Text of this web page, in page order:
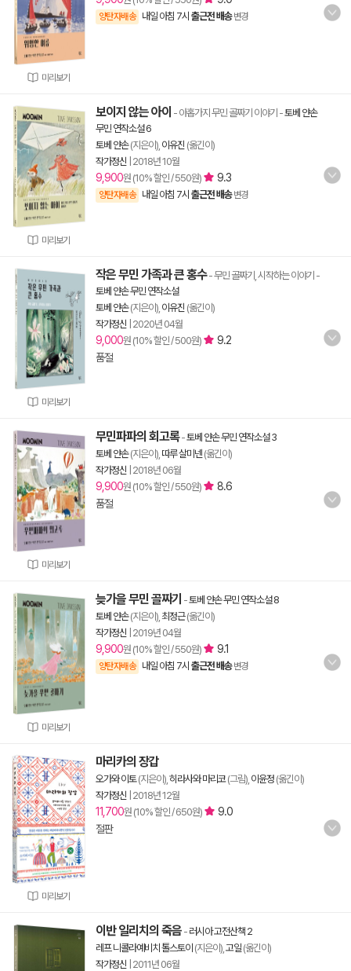
미리보기
양탄자배송 내일 아침 7시 출근전 배송 변경
미리보기
보이지 않는 아이 - 아홉가지 무민 골짜기 이야기 -토베 얀손
무민 연작소설 6
토베 얀손(지은이), 이유진 (옮긴이)
작가정신 2018년 10월
9,900원 (10% 할인 / 550원) 9.3
양탄자배송 내일 아침 7시 출근전 배송 변경
미리보기
작은 무민 가족과 큰 홍수- 무민 골짜기, 시작하는 이야기 -
토베 얀손 무민 연작소설
토베 얀손(지은이), 이유진 (옮긴이)
작가정신 2020년 04월
9,000원 (10% 할인 / 500원)
9.2
품절
미리보기
무민파파의 회고록-토베 얀손 무민 연작소설 3
토베 얀손(지은이), 따루 살미넨 (옮긴이)
작가정신 2018년 06월
9,900원 (10% 할인 / 550원)
8.6
품절
미리보기
늦가을 무민 골짜기 -토베 얀손 무민 연작소설 8
토베 얀손(지은이), 최정근(옮긴이)
작가정신 2019년 04월
9,900원 (10% 할인 / 550원) 9.1
양탄자배송 내일 아침 7시 출근전 배송 변경
미리보기
마리카의 장갑
오가와 이토(지은이), 히라사와 마리코(그림), 이윤정 (옮긴이)
작가정신 2018년 12월
11,700원 (10% 할인 / 650원)
9.0
절판
이반 일리치의 죽음 - 러시아 고전산책 2
레프 니콜라예비치 톨스토이 (지은이), 고일 (옮긴이)
작가정신 2011년 06월